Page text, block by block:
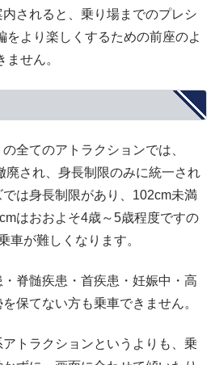
されると、乗り場までのプレシ
をより楽しくするための前座のよ
せん。
全てのアトラクションでは、
廃され、身長制限のみに統一され
は身長制限があり、102cm未満
はおおよそ4歳～5歳程度ですの
車が難しくなります。
脊髄疾患・首疾患・妊娠中・高
保てない方も乗車できません。
トラクションというよりも、乗